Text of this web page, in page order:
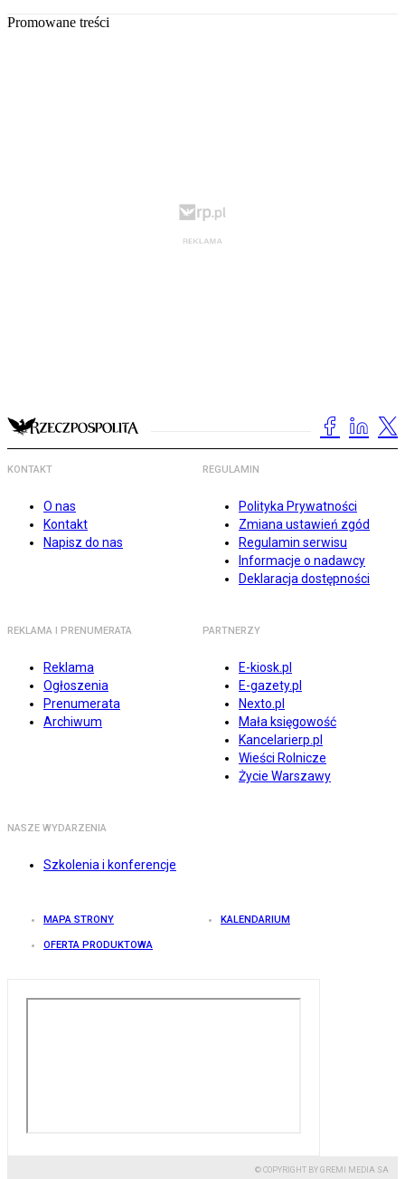
Promowane treści
KONTAKT
O nas
Kontakt
Napisz do nas
REGULAMIN
Polityka Prywatności
Zmiana ustawień zgód
Regulamin serwisu
Informacje o nadawcy
Deklaracja dostępności
REKLAMA I PRENUMERATA
Reklama
Ogłoszenia
Prenumerata
Archiwum
PARTNERZY
E-kiosk.pl
E-gazety.pl
Nexto.pl
Mała księgowość
Kancelarierp.pl
Wieści Rolnicze
Życie Warszawy
NASZE WYDARZENIA
Szkolenia i konferencje
MAPA STRONY KALENDARIUM
OFERTA PRODUKTOWA
© COPYRIGHT BY GREMI MEDIA SA